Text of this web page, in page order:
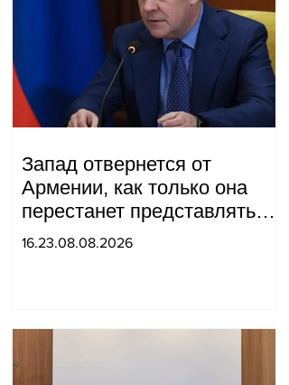
Запад отвернется от
Армении, как только она
перестанет представлять
для него интерес как
16.23.08.08.2026